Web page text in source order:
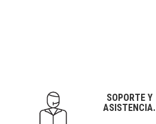
SOPORTE Y
ASISTENCIA.